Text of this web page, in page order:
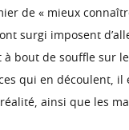
de « mieux
surgi imposent
à bout de souffle
qui en découlent,
ainsi que les